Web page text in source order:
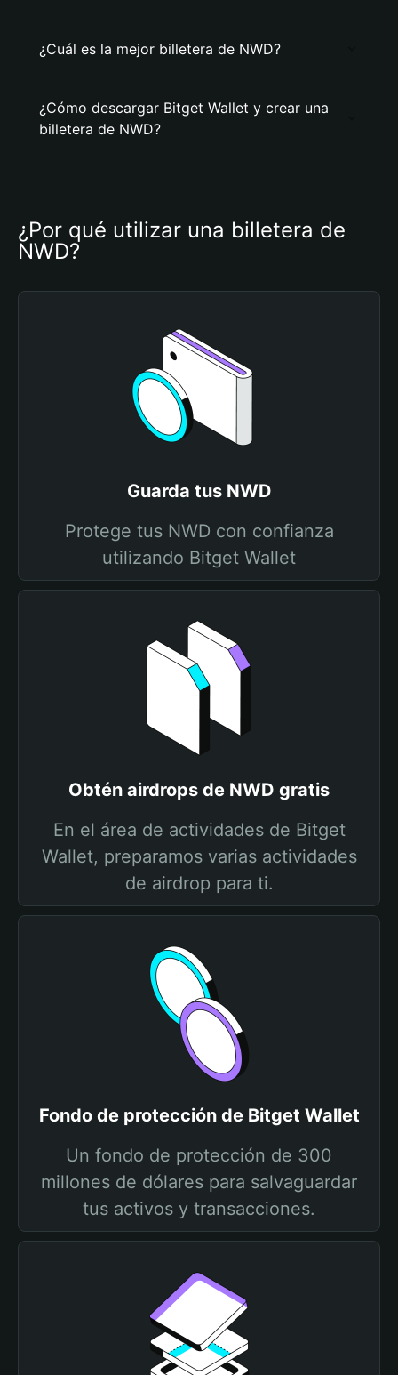
¿Cuál es la mejor billetera de NWD?
¿Cómo descargar Bitget Wallet y crear una
billetera de NWD?
¿Por qué utilizar una billetera de
NWD?
Guarda tus NWD
Protege tus NWD con confianza
utilizando Bitget Wallet
Obtén airdrops de NWD gratis
En el área de actividades de Bitget
Wallet, preparamos varias actividades
de airdrop para ti.
Fondo de protección de Bitget Wallet
Un fondo de protección de 300
millones de dólares para salvaguardar
tus activos y transacciones.